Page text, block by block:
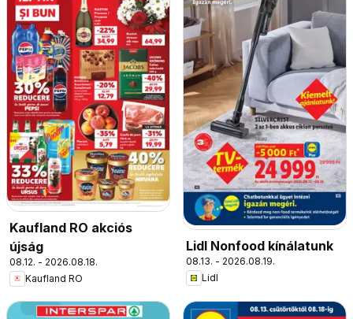
Kaufland RO akciós
újság
08.12. - 2026.08.18.
Kaufland RO
Lidl Nonfood kínálatunk
08.13. - 2026.08.19.
Lidl